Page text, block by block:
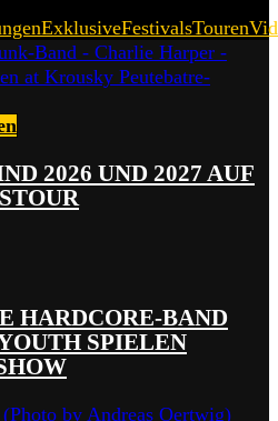
ExklusiveFestivalsTouren
2026 UND 2027 AUF
HARDCORE-BAND
SPIELEN